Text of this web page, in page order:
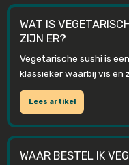
WAT IS
ZIJN ER?
Vegetarische sushi is
klassieker waarbij vis
Lees artikel
WAAR BESTEL IK